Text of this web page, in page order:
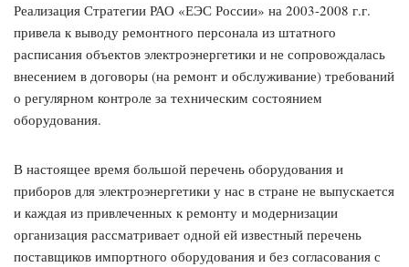
Реализация Стратегии РАО «ЕЭС России» на 2003-2008 г.г.
привела к выводу ремонтного персонала из штатного
расписания объектов электроэнергетики и не сопровождалась
внесением в договоры (на ремонт и обслуживание) требований
о регулярном контроле за техническим состоянием
оборудования.
В настоящее время большой перечень оборудования и
приборов для электроэнергетики у нас в стране не выпускается
и каждая из привлеченных к ремонту и модернизации
организация рассматривает одной ей известный перечень
поставщиков импортного оборудования и без согласования с